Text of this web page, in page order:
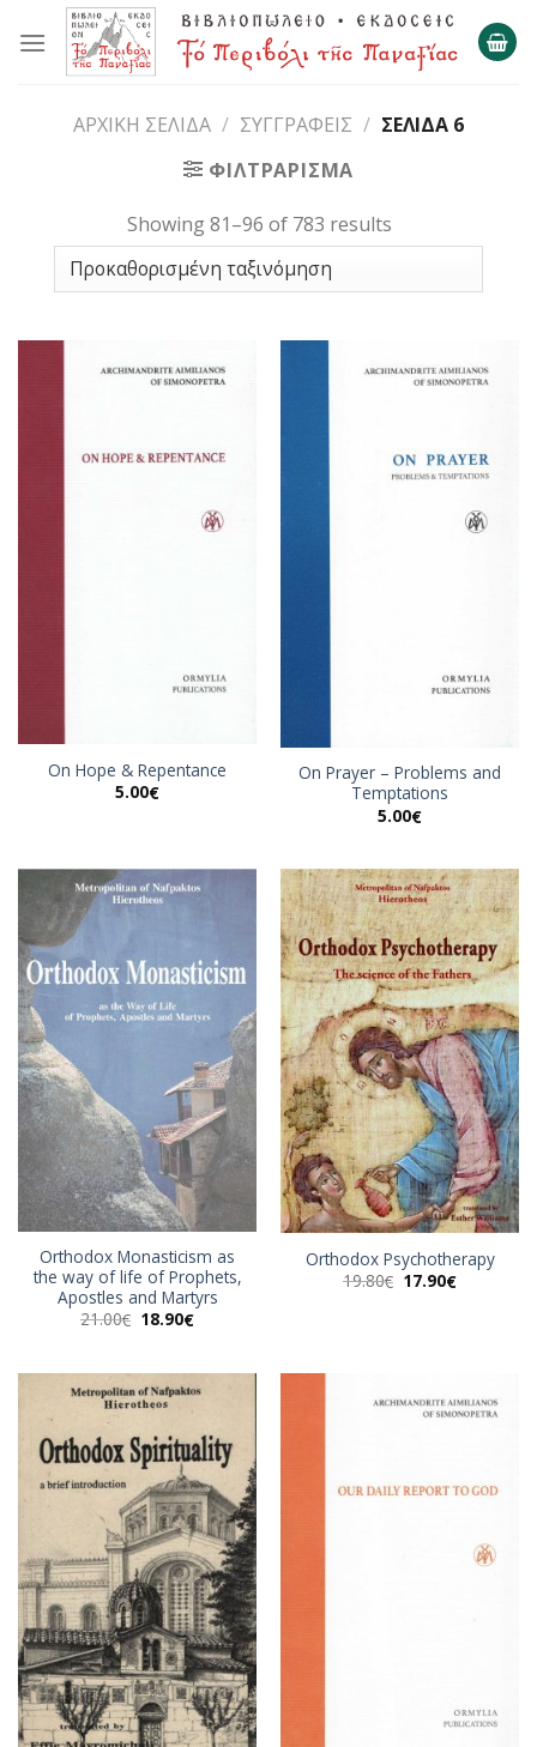
content
ΑΡΧΙΚΉ ΣΕΛΊΔΑ / ΣΥΓΓΡΑΦΕΊΣ / ΣΕΛΊΔΑ 6
ΦΙΛΤΡΆΡΙΣΜΑ
Showing 81–96 of 783 results
On Hope & Repentance
5.00€
On Prayer – Problems and
Temptations
5.00€
Orthodox Monasticism as
the way of life of Prophets,
Apostles and Martyrs
21.00€ Original
price
18.90€Η
18.90€.
Orthodox Psychotherapy
19.80€ Original
17.90€Η